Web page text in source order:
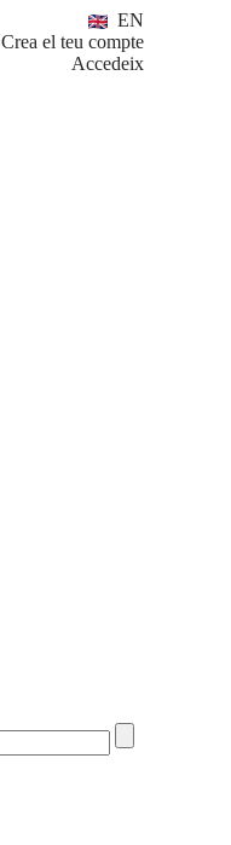
EN
Crea el teu compte
Accedeix